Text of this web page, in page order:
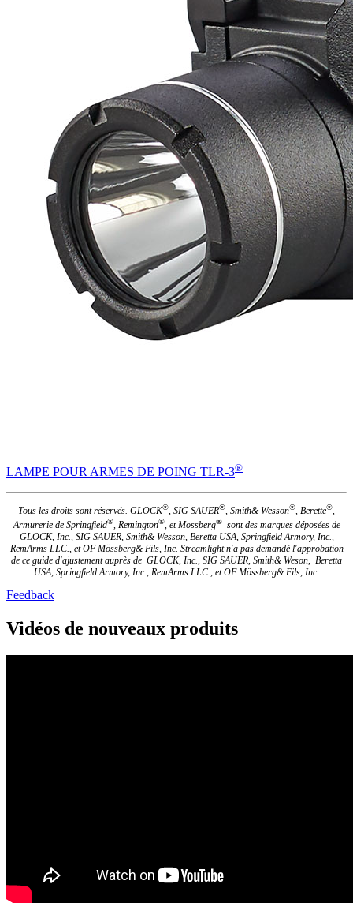
LAMPE POUR ARMES DE POING TLR-3®
Tous les droits sont réservés. GLOCK®, SIG SAUER®, Smith& Wesson®, Berette®,
Armurerie de Springfield®, Remington®, et Mossberg®sont des marques déposées de
GLOCK, Inc., SIG SAUER, Smith& Wesson, Beretta USA, Springfield Armory, Inc.,
RemArms LLC., et OF Mössberg& Fils, Inc. Streamlight n'a pas demandé l'approbation
de ce guide d'ajustement auprès de GLOCK, Inc., SIG SAUER, Smith& Weson, Beretta
USA, Springfield Armory, Inc., RemArms LLC., et OF Mössberg& Fils, Inc.
Feedback
Vidéos de nouveaux produits